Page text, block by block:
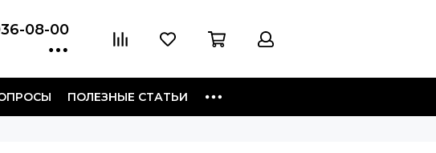
08-00
ПОЛЕЗНЫЕ СТАТЬИ